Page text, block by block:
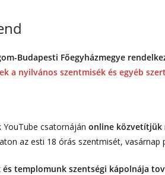
Budapesti Főegyházmegye
a nyilvános szentmisék és egyéb
YouTube csatornáján online közvetítjük
az esti 18 órás szentmisét, vasárnap
és templomunk szentségi kápolnája